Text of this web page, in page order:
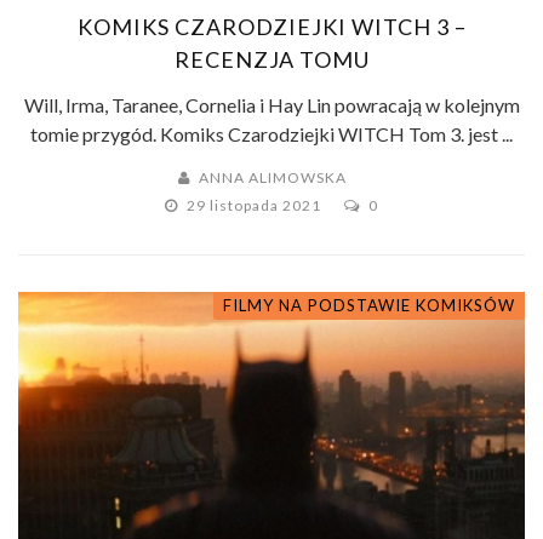
KOMIKS CZARODZIEJKI WITCH 3 –
RECENZJA TOMU
Will, Irma, Taranee, Cornelia i Hay Lin powracają w kolejnym
tomie przygód. Komiks Czarodziejki WITCH Tom 3. jest ...
ANNA ALIMOWSKA
29 listopada 2021
0
FILMY NA PODSTAWIE KOMIKSÓW